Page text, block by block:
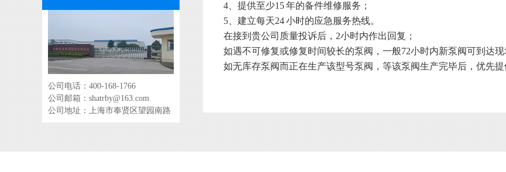
公司电话：400-168-1766
公司邮箱：shatrby@163.com
公司地址：上海市奉贤区望园南路
4、提供至少15 年的备件维修服务；
5、建立每天24 小时的应急服务热线。
在接到贵公司质量投诉后，2小时内作出回复；
如遇不可修复或修复时间较长的泵阀，一般72小时内新泵阀可到达现
如无库存泵阀而正在生产该型号泵阀，等该泵阀生产完毕后，优先提